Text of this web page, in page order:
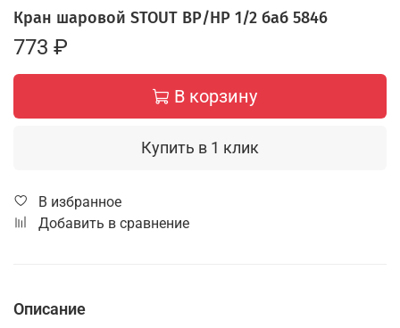
Кран шаровой STOUT ВР/НР 1/2 баб 5846
773 ₽
В корзину
Купить в 1 клик
В избранное
Добавить в сравнение
Описание